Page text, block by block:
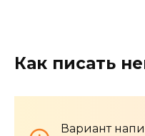
Как писать
Вариант